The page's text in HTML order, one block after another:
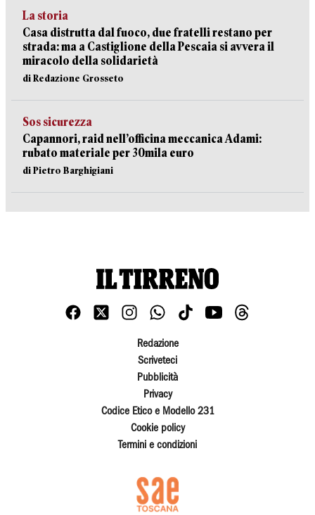
La storia
Casa distrutta dal fuoco, due fratelli restano per
strada: ma a Castiglione della Pescaia si avvera il
miracolo della solidarietà
di Redazione Grosseto
Sos sicurezza
Capannori, raid nell’officina meccanica Adami:
rubato materiale per 30mila euro
di Pietro Barghigiani
Redazione
Scriveteci
Pubblicità
Privacy
Codice Etico e Modello 231
Cookie policy
Termini e condizioni